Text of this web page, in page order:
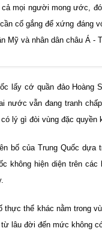
mọi người mong ước,
cố gắng để xứng đáng
Mỹ và nhân dân châu Á -
lấy cớ quần đảo
nước vẫn đang tranh
lý gì đòi vùng đặc quyền
bố của Trung Quốc
không hiện diện trên
thể khác nằm trong
lâu đời đến mức không